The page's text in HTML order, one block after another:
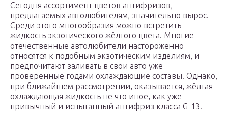
Сегодня ассортимент цветов антифризов,
предлагаемых автолюбителям, значительно вырос.
Среди этого многообразия можно встретить
жидкость экзотического жёлтого цвета. Многие
отечественные автолюбители настороженно
относятся к подобным экзотическим изделиям, и
предпочитают заливать в свои авто уже
проверенные годами охлаждающие составы. Однако,
при ближайшем рассмотрении, оказывается, жёлтая
охлаждающая жидкость не что иное, как уже
привычный и испытанный антифриз класса G-13.